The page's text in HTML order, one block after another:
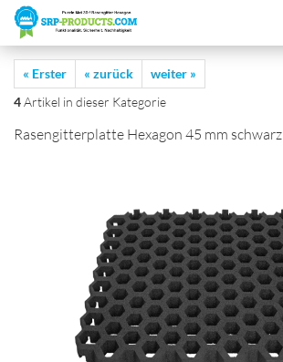
« Erster « zurück
weiter »
4Artikel in dieser Kategorie
Rasengitterplatte Hexagon 45 mm schwarz